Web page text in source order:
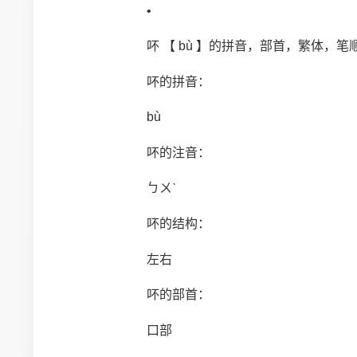
•
吥 【 bù 】的拼音，部首，繁体，笔
吥的拼音：
bù
吥的注音：
ㄅㄨˋ
吥的结构：
左右
吥的部首：
口部